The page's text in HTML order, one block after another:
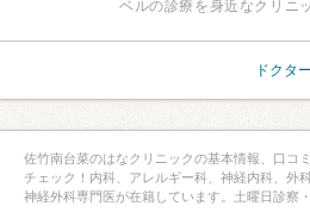
ベルの診療を身近なクリニ
ドクタ
佐竹南台菜のはなクリニックの基本情報、口コ
チェック！内科、アレルギー科、神経内科、外
神経外科専門医が在籍しています。土曜日診察